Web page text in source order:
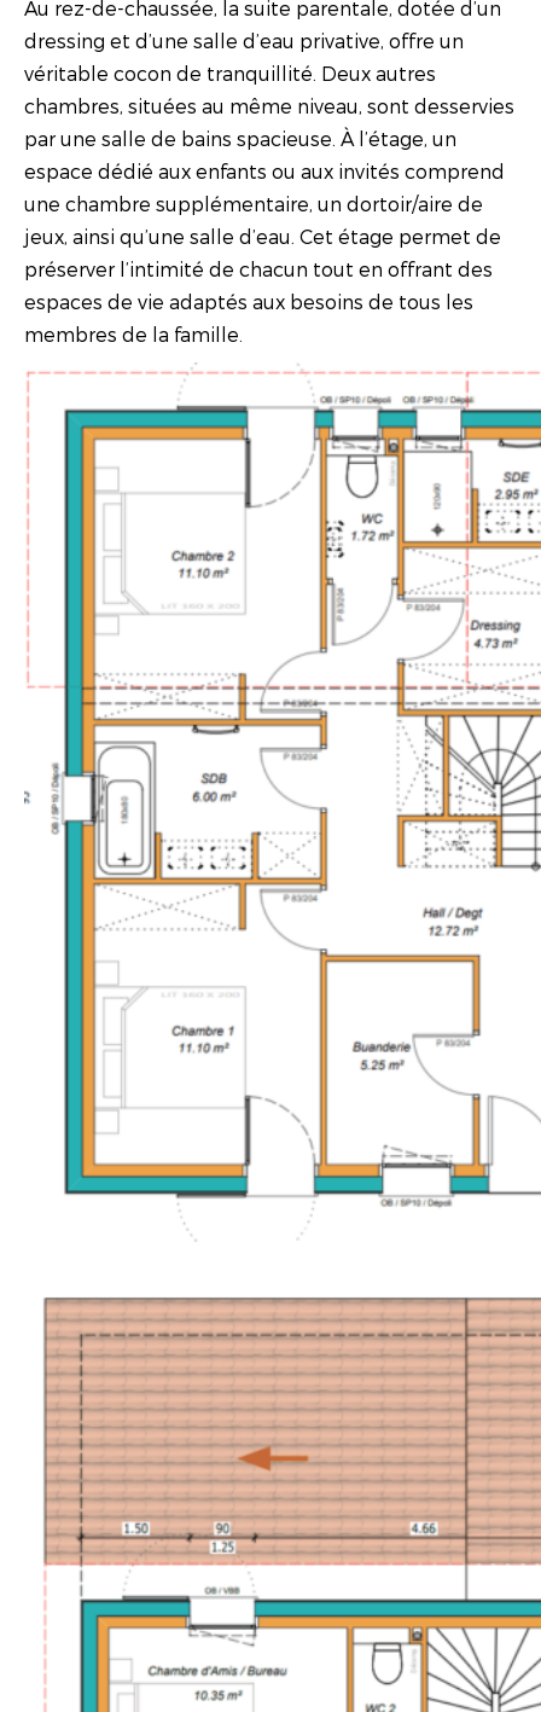
Au rez-de-chaussée, la suite parentale, dotée d’un
dressing et d’une salle d’eau privative, offre un
véritable cocon de tranquillité. Deux autres
chambres, situées au même niveau, sont desservies
par une salle de bains spacieuse. À l’étage, un
espace dédié aux enfants ou aux invités comprend
une chambre supplémentaire, un dortoir/aire de
jeux, ainsi qu’une salle d’eau. Cet étage permet de
préserver l’intimité de chacun tout en offrant des
espaces de vie adaptés aux besoins de tous les
membres de la famille.